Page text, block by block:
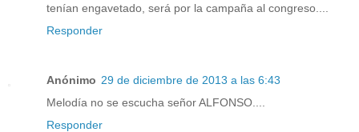
tenían engavetado, será por la campaña al congreso....
Responder
Anónimo 29 de diciembre de 2013 a las 6:43
Melodía no se escucha señor ALFONSO....
Responder